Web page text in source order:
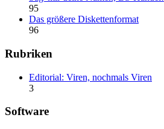
95
Das größere Diskettenformat
96
Rubriken
Editorial: Viren, nochmals Viren
3
Software